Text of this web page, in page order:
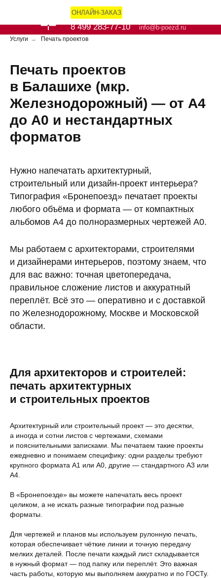
8 499 283-77-10 info@b-poezd.ru
ОНЛАЙН-ЗАКАЗ
Услуги → Печать проектов
Печать проектов
в Балашихе (мкр.
Железнодорожный) — от А4
до А0 и нестандартных
форматов
Нужно напечатать архитектурный,
строительный или дизайн-проект интерьера?
Типография «Бронепоезд» печатает проекты
любого объёма и формата — от компактных
альбомов А4 до полноразмерных чертежей А0.
Мы работаем с архитекторами, строителями
и дизайнерами интерьеров, поэтому знаем, что
для вас важно: точная цветопередача,
правильное сложение листов и аккуратный
переплёт. Всё это — оперативно и с доставкой
по Железнодорожному, Москве и Московской
области.
Для архитекторов и строителей:
печать архитектурных
и строительных проектов
Архитектурный или строительный проект — это десятки,
а иногда и сотни листов с чертежами, схемами
и пояснительными записками. Мы печатаем такие проекты
ежедневно и понимаем специфику: одни разделы требуют
крупного формата А1 или А0, другие — стандартного А3 или
А4.
В «Бронепоезде» вы можете напечатать весь проект
целиком, а не искать разные типографии под разные
форматы.
Для чертежей и планов мы используем рулонную печать,
которая обеспечивает чёткие линии и точную передачу
мелких деталей. После печати каждый лист складывается
в нужный формат — под папку или переплёт. Это важная
часть работы, которую мы выполняем аккуратно и по ГОСТу.